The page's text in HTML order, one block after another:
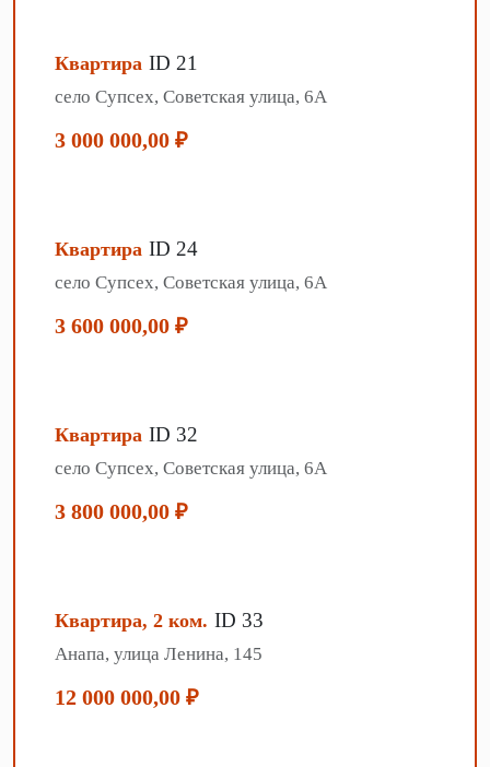
Квартира ID 21
село Супсех, Советская улица, 6А
3 000 000,00 ₽
Квартира ID 24
село Супсех, Советская улица, 6А
3 600 000,00 ₽
Квартира ID 32
село Супсех, Советская улица, 6А
3 800 000,00 ₽
Квартира, 2 ком. ID 33
Анапа, улица Ленина, 145
12 000 000,00 ₽